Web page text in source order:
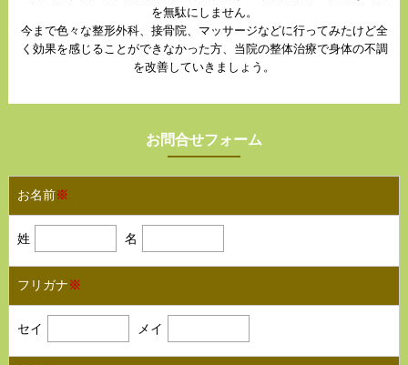
を無駄にしません。
今まで色々な整形外科、接骨院、マッサージなどに行ってみたけど全
く効果を感じることができなかった方、当院の整体治療で身体の不調
を改善していきましょう。
お問合せフォーム
お名前※
姓 名
フリガナ ※
セイ メイ